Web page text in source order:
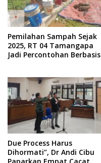
Pemilahan Sampah Sejak
2025, RT 04 Tamangapa
Jadi Percontohan Berbasis
Due Process Harus
Dihormati”, Dr Andi Cibu
Paparkan Empat Cacat